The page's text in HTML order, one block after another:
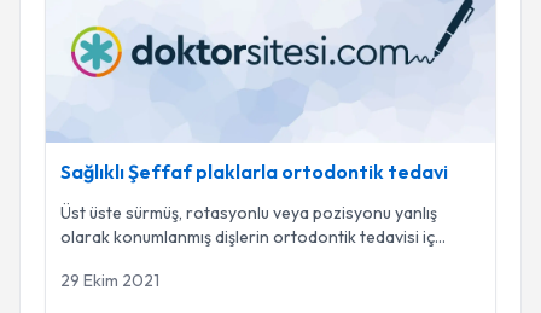
Sağlıklı Şeffaf plaklarla ortodontik tedavi
Üst üste sürmüş, rotasyonlu veya pozisyonu yanlış
olarak konumlanmış dişlerin ortodontik tedavisi iç...
29 Ekim 2021